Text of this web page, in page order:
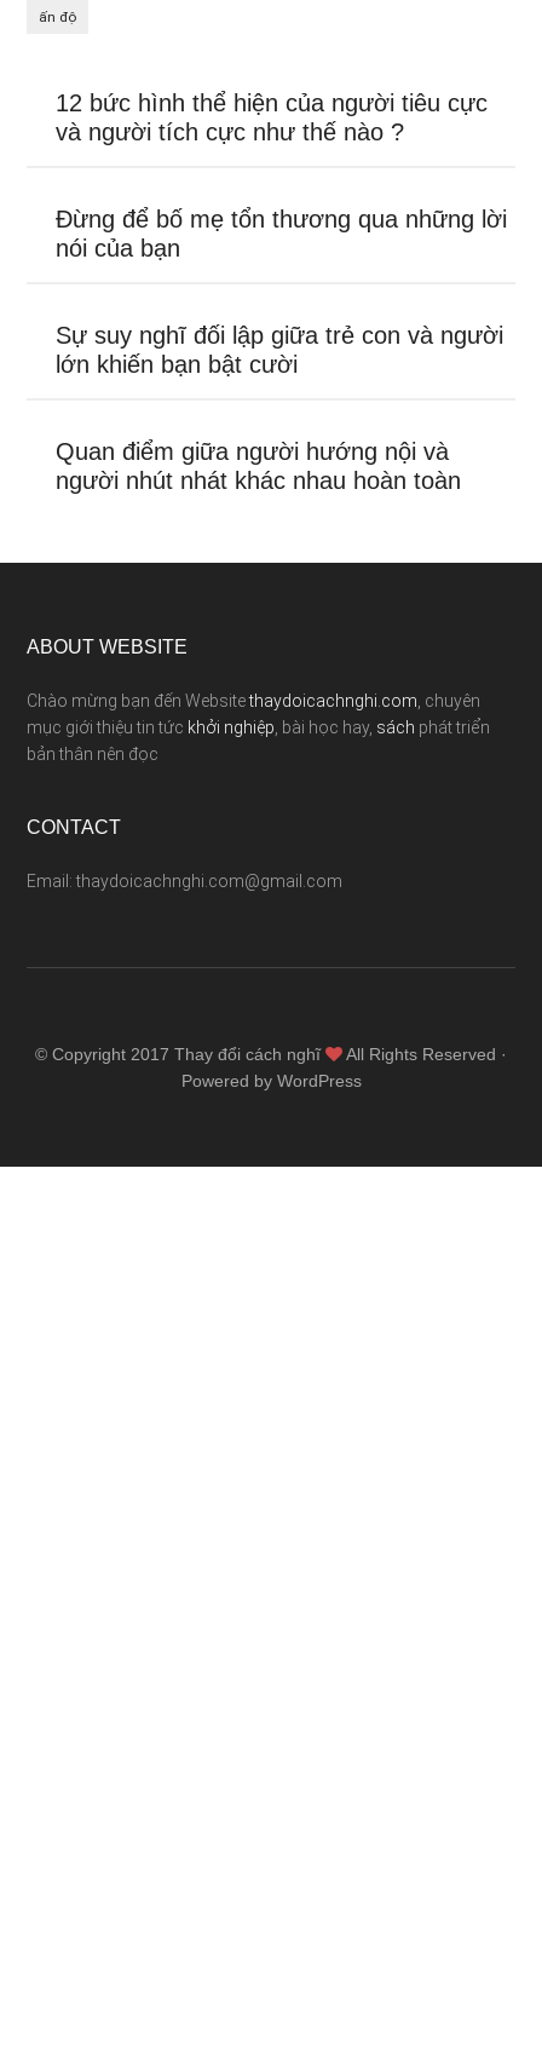
ấn độ
12 bức hình thể hiện của người tiêu cực
và người tích cực như thế nào ?
Đừng để bố mẹ tổn thương qua những lời
nói của bạn
Sự suy nghĩ đối lập giữa trẻ con và người
lớn khiến bạn bật cười
Quan điểm giữa người hướng nội và
người nhút nhát khác nhau hoàn toàn
ABOUT WEBSITE
Chào mừng bạn đến Websitethaydoicachnghi.com , chuyên
mục giới thiệu tin tức khởi nghiệp , bài học hay, sách phát triển
bản thân nên đọc
CONTACT
Email: thaydoicachnghi.com@gmail.com
© Copyright 2017 Thay đổi cách nghĩ
All Rights Reserved ·
Powered by WordPress